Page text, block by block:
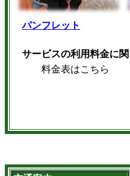
パンフレット
サービスの利用料金に関
料金表はこち
ショー